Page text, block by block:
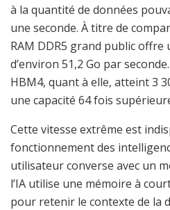
à la quantité de données
une seconde. À titre de
RAM DDR5 grand public offre
d’environ 51,2 Go par
HBM4, quant à elle, atteint 3
une capacité 64 fois
Cette vitesse extrême est
fonctionnement des
utilisateur converse avec un
l’IA utilise une mémoire à
pour retenir le contexte de la